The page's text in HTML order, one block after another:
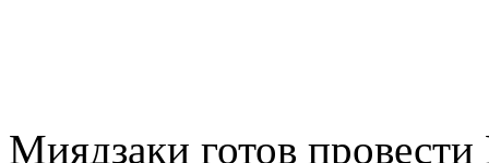
Миядзаки готов